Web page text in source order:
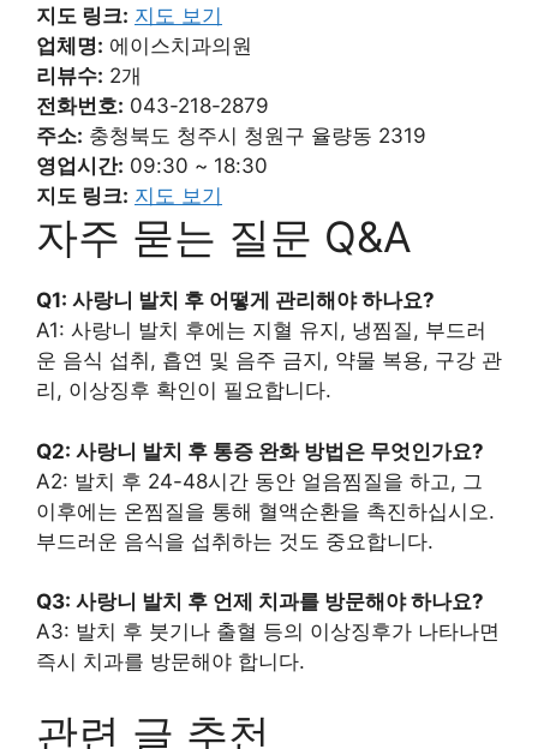
지도 링크: 지도 보기
업체명: 에이스치과의원
리뷰수: 2개
전화번호: 043-218-2879
주소: 충청북도 청주시 청원구 율량동 2319
영업시간: 09:30 ~ 18:30
지도 링크: 지도 보기
자주 묻는 질문 Q&A
Q1: 사랑니 발치 후 어떻게 관리해야 하나요?
A1: 사랑니 발치 후에는 지혈 유지, 냉찜질, 부드러
운 음식 섭취, 흡연 및 음주 금지, 약물 복용, 구강 관
리, 이상징후 확인이 필요합니다.
Q2: 사랑니 발치 후 통증 완화 방법은 무엇인가요?
A2: 발치 후 24-48시간 동안 얼음찜질을 하고, 그
이후에는 온찜질을 통해 혈액순환을 촉진하십시오.
부드러운 음식을 섭취하는 것도 중요합니다.
Q3: 사랑니 발치 후 언제 치과를 방문해야 하나요?
A3: 발치 후 붓기나 출혈 등의 이상징후가 나타나면
즉시 치과를 방문해야 합니다.
관련 글 추천